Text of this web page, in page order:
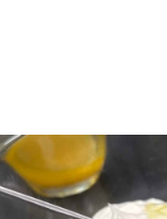
Για να